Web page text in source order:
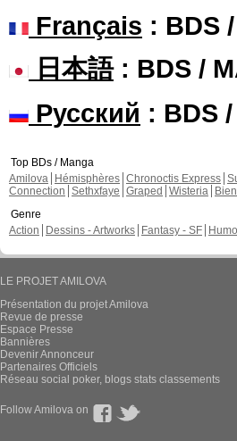
Français : BDS
日本語: BDS /
Русский : BDS
Top BDs / Manga
Amilova
Hémisphères Chronoctis Express
Connection Sethxfaye Graped Wisteria
Genre
Action
Dessins - Artworks Fantasy - SF
LE PROJET AMILOVA
Présentation du projet Amilova
Revue de presse
Espace Presse
Bannières
Devenir Annonceur
Partenaires Officiels
Réseau social poker, blogs stats classements
Follow Amilova on